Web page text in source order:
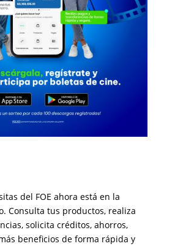
del FOE ahora está en la
Consulta tus productos, realiza
solicita créditos, ahorros,
beneficios de forma rápida y